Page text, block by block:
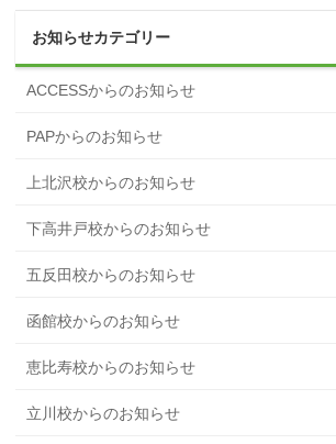
お知らせカテゴリー
ACCESSからのお知らせ
PAPからのお知らせ
上北沢校からのお知らせ
下高井戸校からのお知らせ
五反田校からのお知らせ
函館校からのお知らせ
恵比寿校からのお知らせ
立川校からのお知らせ